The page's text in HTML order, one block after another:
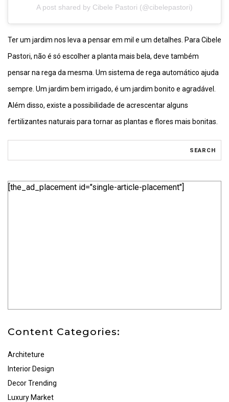
A post shared by Cibele Pastori (@cibelepastori)
Ter um jardim nos leva a pensar em mil e um detalhes. Para Cibele
Pastori, não é só escolher a planta mais bela, deve também
pensar na rega da mesma. Um sistema de rega automático ajuda
sempre. Um jardim bem irrigado, é um jardim bonito e agradável.
Além disso, existe a possibilidade de acrescentar alguns
fertilizantes naturais para tornar as plantas e flores mais bonitas.
[the_ad_placement id="single-article-placement"]
Content Categories:
Architeture
Interior Design
Decor Trending
Luxury Market